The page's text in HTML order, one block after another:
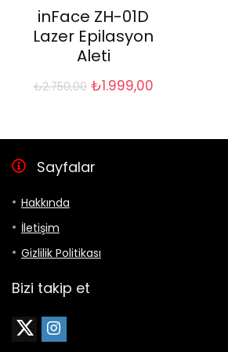
inFace ZH-01D
Lazer Epilasyon
Aleti
₺2.750,00 Orijinal
₺1.999,00Şu
Sayfalar
Hakkında
İletişim
Gizlilik Politikası
Bizi takip et